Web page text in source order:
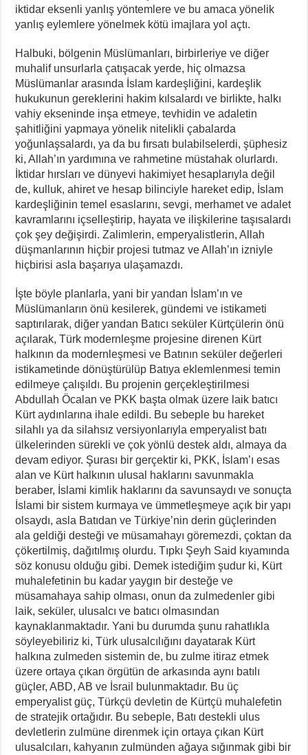
iktidar eksenli yanlış yöntemlere ve bu amaca yönelik
yanlış eylemlere yönelmek kötü imajlara yol açtı.
Halbuki, bölgenin Müslümanları, birbirleriye ve diğer
muhalif unsurlarla çatışacak yerde, hiç olmazsa
Müslümanlar arasında İslam kardeşliğini, kardeşlik
hukukunun gereklerini hakim kılsalardı ve birlikte, halkı
vahiy ekseninde inşa etmeye, tevhidin ve adaletin
şahitliğini yapmaya yönelik nitelikli çabalarda
yoğunlaşsalardı, ya da bu fırsatı bulabilselerdi, şüphesiz
ki, Allah’ın yardımına ve rahmetine müstahak olurlardı.
İktidar hırsları ve dünyevi hakimiyet hesaplarıyla değil
de, kulluk, ahiret ve hesap bilinciyle hareket edip, İslam
kardeşliğinin temel esaslarını, sevgi, merhamet ve adalet
kavramlarını içselleştirip, hayata ve ilişkilerine taşısalardı
çok şey değişirdi. Zalimlerin, emperyalistlerin, Allah
düşmanlarının hiçbir projesi tutmaz ve Allah’ın izniyle
hiçbirisi asla başarıya ulaşamazdı.
İşte böyle planlarla, yani bir yandan İslam’ın ve
Müslümanların önü kesilerek, gündemi ve istikameti
saptırılarak, diğer yandan Batıcı seküler Kürtçülerin önü
açılarak, Türk modernleşme projesine direnen Kürt
halkının da modernleşmesi ve Batının seküler değerleri
istikametinde dönüştürülüp Batıya eklemlenmesi temin
edilmeye çalışıldı. Bu projenin gerçekleştirilmesi
Abdullah Öcalan ve PKK başta olmak üzere laik batıcı
Kürt aydınlarına ihale edildi. Bu sebeple bu hareket
silahlı ya da silahsız versiyonlarıyla emperyalist batı
ülkelerinden sürekli ve çok yönlü destek aldı, almaya da
devam ediyor. Şurası bir gerçektir ki, PKK, İslam’ı esas
alan ve Kürt halkının ulusal haklarını savunmakla
beraber, İslami kimlik haklarını da savunsaydı ve sonuçta
İslami bir sistem kurmaya ve ümmetleşmeye açık bir yapı
olsaydı, asla Batıdan ve Türkiye’nin derin güçlerinden
ala geldiği desteği ve müsamahayı göremezdi, çoktan da
çökertilmiş, dağıtılmış olurdu. Tıpkı Şeyh Said kıyamında
söz konusu olduğu gibi. Demek istediğim şudur ki, Kürt
muhalefetinin bu kadar yaygın bir desteğe ve
müsamahaya sahip olması, onun da zulmedenler gibi
laik, seküler, ulusalcı ve batıcı olmasından
kaynaklanmaktadır. Yani bu durumda şunu rahatlıkla
söyleyebiliriz ki, Türk ulusalcılığını dayatarak Kürt
halkına zulmeden sistemin de, bu zulme itiraz etmek
üzere ortaya çıkan örgütün de arkasında aynı batılı
güçler, ABD, AB ve İsrail bulunmaktadır. Bu üç
emperyalist güç, Türkçü devletin de Kürtçü muhalefetin
de stratejik ortağıdır. Bu sebeple, Batı destekli ulus
devletlerin zulmüne direnmek için ortaya çıkan Kürt
ulusalcıları, kahyanın zulmünden ağaya sığınmak gibi bir